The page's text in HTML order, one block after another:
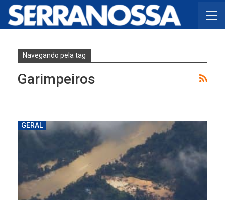
Navegando pela tag
Garimpeiros
GERAL